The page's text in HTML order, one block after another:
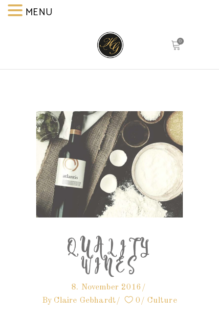
0
QUALITY
WINES
8. November 2016
By Claire Gebhardt 0 Culture
MENU
MENU